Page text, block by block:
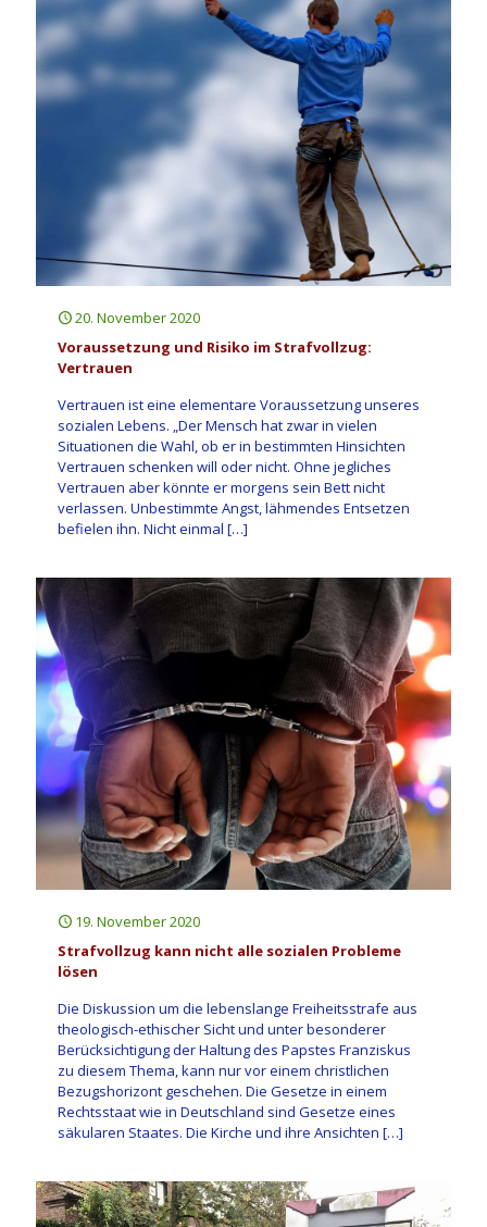
20. November 2020
Voraussetzung und Risiko im Strafvollzug:
Vertrauen
Vertrauen ist eine elementare Voraussetzung unseres
sozialen Lebens. „Der Mensch hat zwar in vielen
Situationen die Wahl, ob er in bestimmten Hinsichten
Vertrauen schenken will oder nicht. Ohne jegliches
Vertrauen aber könnte er morgens sein Bett nicht
verlassen. Unbestimmte Angst, lähmendes Entsetzen
befielen ihn. Nicht einmal […]
19. November 2020
Strafvollzug kann nicht alle sozialen Probleme
lösen
Die Diskussion um die lebenslange Freiheitsstrafe aus
theologisch-ethischer Sicht und unter besonderer
Berücksichtigung der Haltung des Papstes Franziskus
zu diesem Thema, kann nur vor einem christlichen
Bezugshorizont geschehen. Die Gesetze in einem
Rechtsstaat wie in Deutschland sind Gesetze eines
säkularen Staates. Die Kirche und ihre Ansichten […]